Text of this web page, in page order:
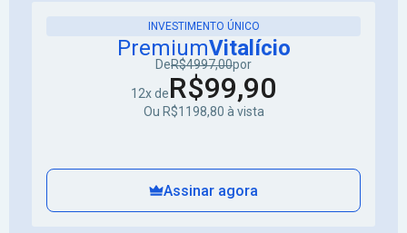
INVESTIMENTO ÚNICO
PremiumVitalício
DeR$4997,00por
12x deR$99,90
Ou R$1198,80 à vista
Assinar agora